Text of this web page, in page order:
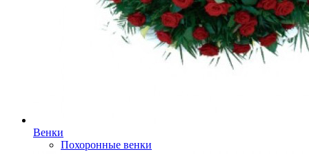
Венки
Похоронные венки